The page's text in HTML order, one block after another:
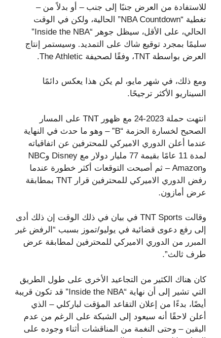
للاستفادة من العرض جنبًا إلى جنب – أو بدلاً من –
تغطية “NBA Countdown” الحالية، ولكن في الوقت
الحالي، على الأقل، سيظل جوهر “Inside the NBA”
سليمًا بمجرد توقيع شاك على التمديد. وسيستمر إنتاج
العرض بواسطة TNT، وفقًا لصحيفة The Athletic.
ومع ذلك، في شهر مايو، لم يكن هذا يعكس دائمًا
السيناريو الأكثر ترجيحًا.
انتهت حملة 2023-24 مع ظهور TNT على المسار
الصحيح لخسارة الحزمة “B” – وهو ما حدث في النهاية
عندما أعلن الدوري الاميركي للمحترفين عن اتفاقياته
لمدة 11 عامًا بقيمة 77 مليار دولار مع Disney وNBC
وAmazon – ثم أصبحت التوقعات أكثر خطورة عندما
رفض الدوري الاميركي للمحترفين قرار TNT بمطابقة
عرض أمازون.
وقالت TNT Sports في بيان في ذلك الوقت إن ذلك أدى
إلى رفع دعوى قضائية في يوليو/تموز بسبب “الرفض غير
المبرر من الدوري الاميركي للمحترفين لمطابقة عرض
طرف ثالث”.
كان هناك الكثير من التجاعيد الأخرى على طول الطريق
التي تشير إلى أن نهاية “Inside the NBA” قد تكون قريبة
أيضًا، بدءًا من إعلان التقاعد المؤقت لباركلي – الذي
أعلن لاحقًا أنه سيعود إلى الشبكة على الرغم من عدم
اليقين – وحتى النغمة من المناقشات أثناء وجوده على